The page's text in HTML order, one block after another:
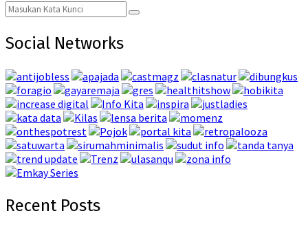
Search
for:
Search
Social Networks
Recent Posts